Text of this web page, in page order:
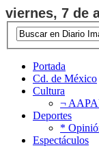
viernes, 7 de
Portada
Cd. de México
Cultura
¬
Deportes
*
Espectáculos